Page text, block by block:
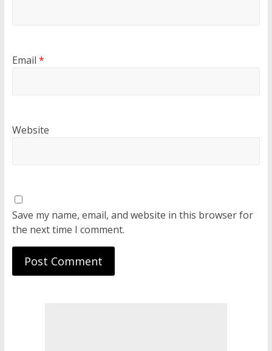
Email *
Website
Save my name, email, and website in this browser for
the next time I comment.